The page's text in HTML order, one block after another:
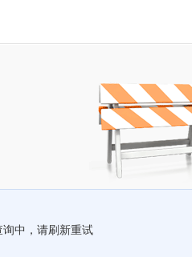
询中，请刷新重试